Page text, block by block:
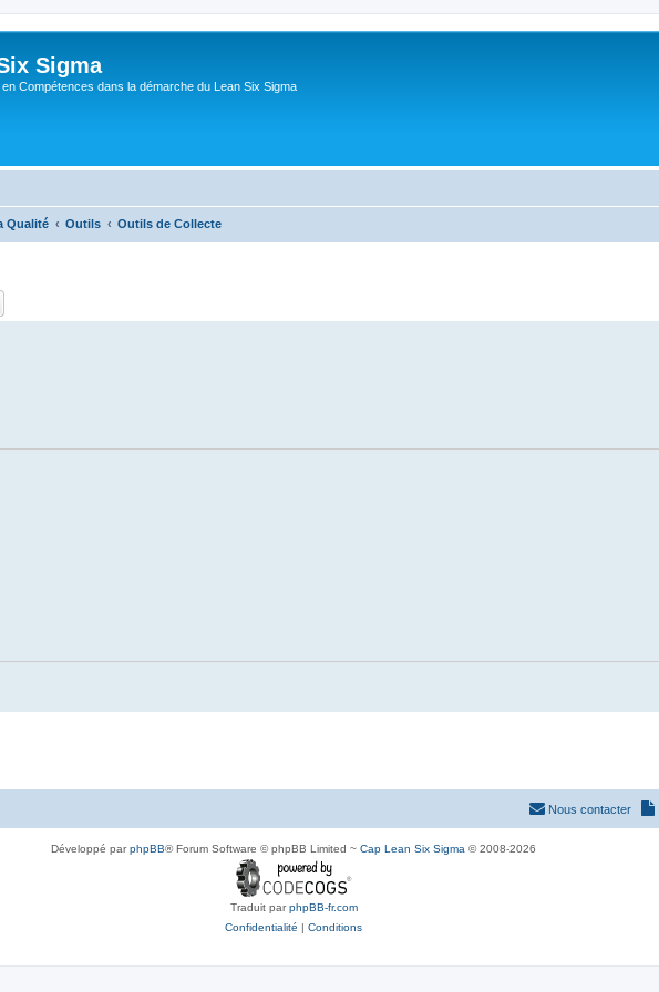
Sigma
Compétences dans la démarche du Lean Six Sigma
Qualité Outils Outils de Collecte
Nous contacter
Développé parphpBB® Forum Software © phpBB Limited ~ Cap Lean Six Sigma © 2008-2026
Traduit parphpBB-fr.com
Confidentialité
Conditions